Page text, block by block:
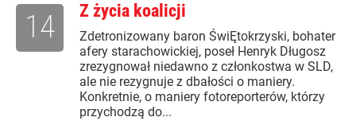
Z życia koalicji
Zdetronizowany baron ŚwiĘtokrzyski, bohater
afery starachowickiej, poseł Henryk Długosz
zrezygnował niedawno z członkostwa w SLD,
ale nie rezygnuje z dbałości o maniery.
Konkretnie, o maniery fotoreporterów, którzy
przychodzą do...
14